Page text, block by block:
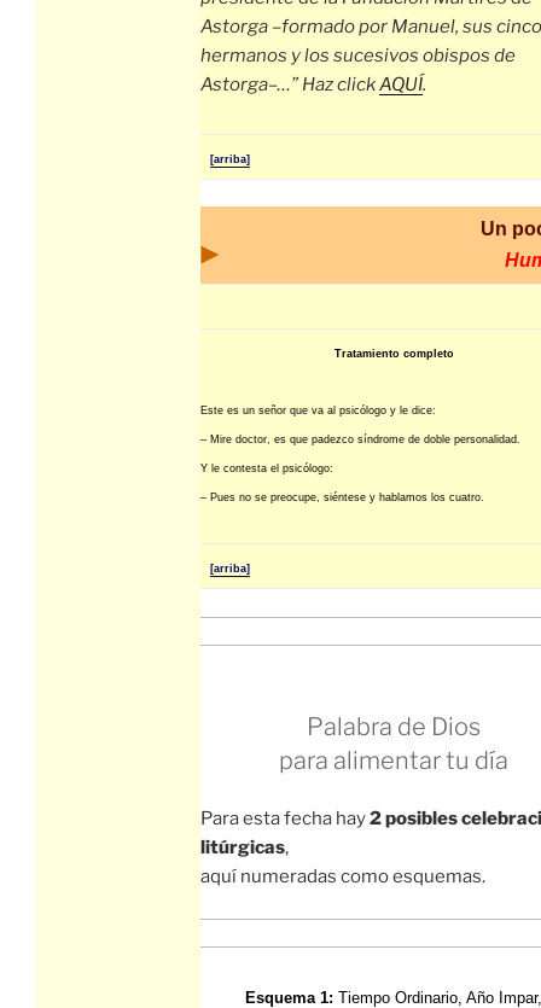
Astorga –formado por Manuel, sus cinco
hermanos y los sucesivos obispos de
Astorga–…” Haz clickAQUÍ.
[arriba]
Un
Tratamiento completo
Este es un señor que va al psicólogo y le dice:
– Mire doctor, es que padezco síndrome de doble personalidad.
Y le contesta el psicólogo:
– Pues no se preocupe, siéntese y hablamos los cuatro.
[arriba]
Palabra de Dios
para alimentar tu día
Para esta fecha hay2 posibles
litúrgicas,
aquí numeradas como esquemas.
Esquema 1: Tiempo Ordinario, Año Impar,